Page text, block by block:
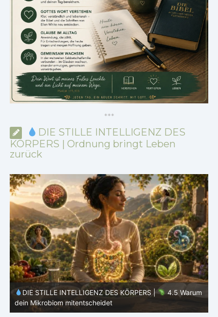
***
DIE STILLE INTELLIGENZ DES
KÖRPERS | Ordnung bringt Leben
zurück
DIE STILLE INTELLIGENZ DES KÖRPERS |
4.4 Warum
dein Körper nicht alles verwerten kann